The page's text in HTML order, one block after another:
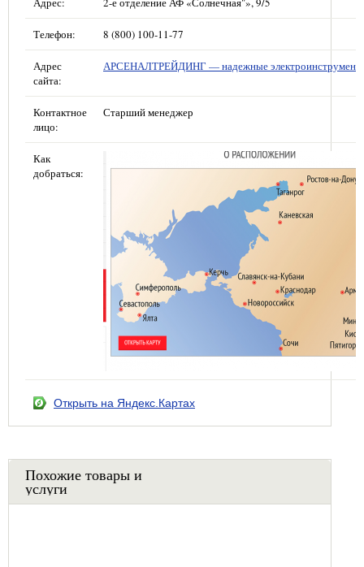
Телефон: 8 (800) 100-11-77
Адрес
сайта:
АРСЕНАЛТРЕЙДИНГ — надежные
Контактное
лицо:
Старший менеджер
Как
добраться:
Открыть на Яндекс.Картах
Похожие товары и
услуги